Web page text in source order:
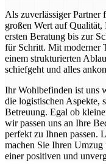
Als zuverlässiger
großen Wert auf
ersten Beratung bis zur
für Schritt. Mit moderner
einem strukturierten
schiefgeht und alles
Ihr Wohlbefinden ist uns
die logistischen Aspekte,
Betreuung. Egal ob
wir passen uns an Ihre
perfekt zu Ihnen passen.
machen Sie Ihren
einer positiven und